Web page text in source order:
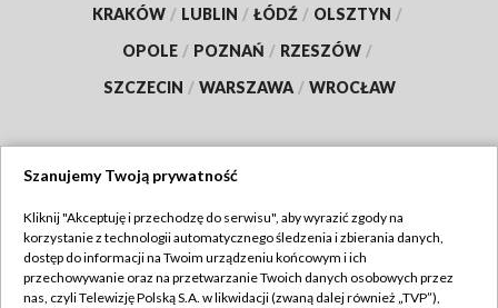
KRAKÓW / LUBLIN / ŁÓDŹ / OLSZTYN /
OPOLE / POZNAŃ / RZESZÓW /
SZCZECIN / WARSZAWA / WROCŁAW
TVP
Abonament TVP
Regulamin TVP
Szanujemy Twoją prywatność
Kliknij "Akceptuję i przechodzę do serwisu", aby wyrazić zgody na
korzystanie z technologii automatycznego śledzenia i zbierania danych,
dostęp do informacji na Twoim urządzeniu końcowym i ich
przechowywanie oraz na przetwarzanie Twoich danych osobowych przez
nas, czyli Telewizję Polską S.A. w likwidacji (zwaną dalej również „TVP”),